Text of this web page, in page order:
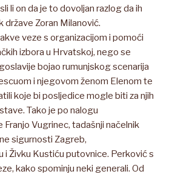
li on da je to dovoljan razlog da ih
države Zoran Milanović.
veze s organizacijom i pomoći
izbora u Hrvatskoj, nego se
bojao rumunjskog scenarija
i njegovom ženom Elenom te
koje bi posljedice mogle biti za njih
Tako je po nalogu
Vugrinec, tadašnji načelnik
sigurnosti Zagreb,
i Živku Kustiću putovnice. Perković s
kako spominju neki generali. Od